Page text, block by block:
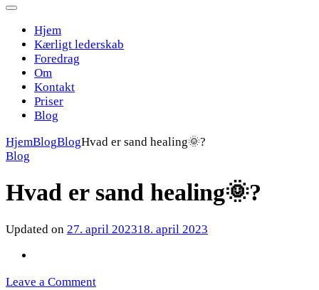
Hjem
Kærligt lederskab
Foredrag
Om
Kontakt
Priser
Blog
HjemBlogBlogHvad er sand healing🌞?
Blog
Hvad er sand healing🌞?
Updated on 27. april 202318. april 2023
Leave a Commenton